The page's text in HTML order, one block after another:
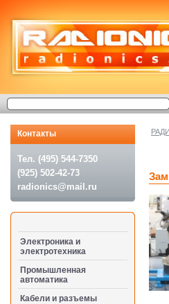
Контакты
Тел. (495) 544-7350
(925) 502-42-73
radionics@mail.ru
Электроника и
электротехника
Промышленная
автоматика
Кабели и разъемы